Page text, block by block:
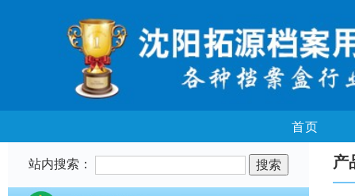
首页
站内搜索： 产